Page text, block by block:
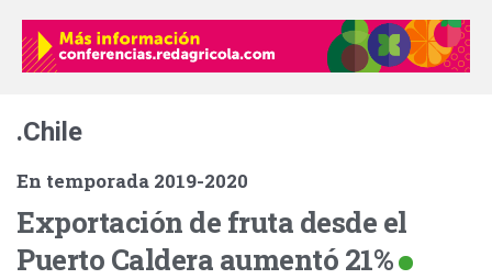
.Chile
En temporada 2019-2020
Exportación de fruta desde el
Puerto Caldera aumentó 21%